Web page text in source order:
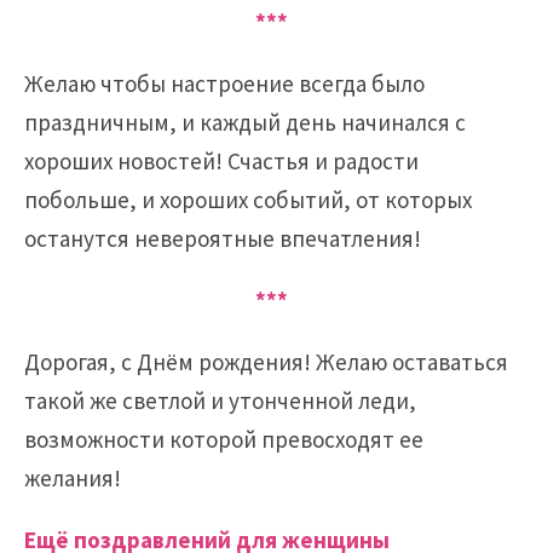
***
Желаю чтобы настроение всегда было
праздничным, и каждый день начинался с
хороших новостей! Счастья и радости
побольше, и хороших событий, от которых
останутся невероятные впечатления!
***
Дорогая, с Днём рождения! Желаю оставаться
такой же светлой и утонченной леди,
возможности которой превосходят ее
желания!
Ещё поздравлений для женщины